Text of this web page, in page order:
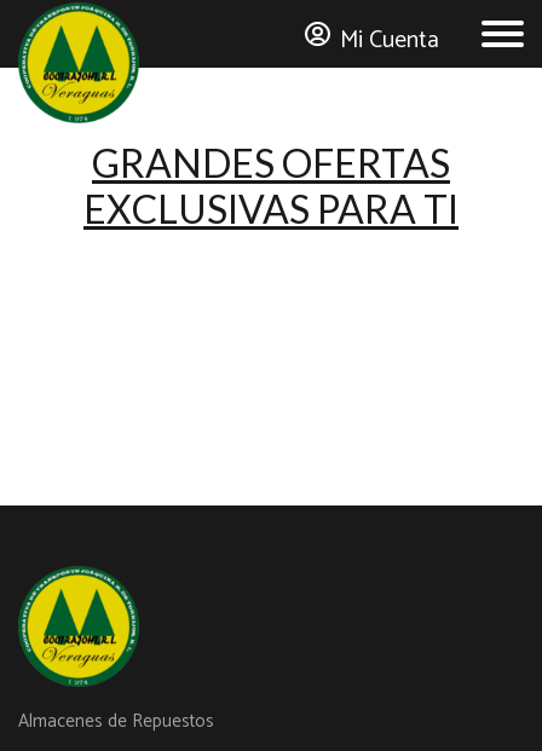
Mi Cuenta
MI CUENTA
Número de Asociado
GRANDES OFERTAS
EXCLUSIVAS PARA TI
Almacenes de Repuestos